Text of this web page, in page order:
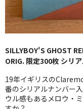
JAZZ-US
BLUE NOTE
JAZZ-EU
JAZZ-JP
JAZZ-VOCAL
SILLYBOY'S GHOST
ORIG. 限定300枚 シリ
19年イギリスの
番のシリアルナンバー
ウル感もあるメロウ・